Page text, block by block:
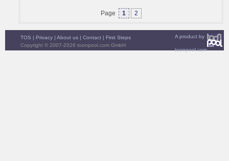
Page 1 2
A product by
toonpool.com
TOS | Privacy | About us | Contact | First Steps
Copyright © 2007-2026 toonpool.com GmbH